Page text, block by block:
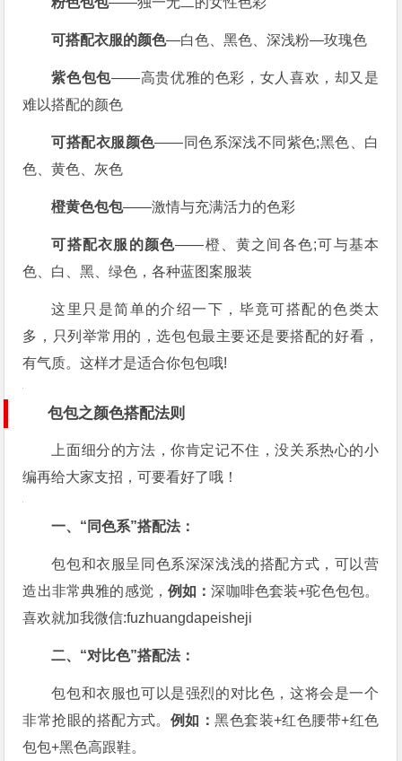
可搭配衣服的颜色—白色、黑色、深浅粉—玫瑰色
紫色包包——高贵优雅的色彩，女人喜欢，却又是
难以搭配的颜色
可搭配衣服颜色——同色系深浅不同紫色;黑色、白
色、黄色、灰色
橙黄色包包——激情与充满活力的色彩
可搭配衣服的颜色——橙、黄之间各色;可与基本
色、白、黑、绿色，各种蓝图案服装
这里只是简单的介绍一下，毕竟可搭配的色类太
多，只列举常用的，选包包最主要还是要搭配的好看，
有气质。这样才是适合你包包哦!
包包之颜色搭配法则
上面细分的方法，你肯定记不住，没关系热心的小
编再给大家支招，可要看好了哦！
一、“同色系”搭配法：
包包和衣服呈同色系深深浅浅的搭配方式，可以营
造出非常典雅的感觉， 例如：深咖啡色套装+驼色包包。
喜欢就加我微信:fuzhuangdapeisheji
二、“对比色”搭配法：
包包和衣服也可以是强烈的对比色，这将会是一个
非常抢眼的搭配方式。 例如：黑色套装+红色腰带+红色
包包+黑色高跟鞋。